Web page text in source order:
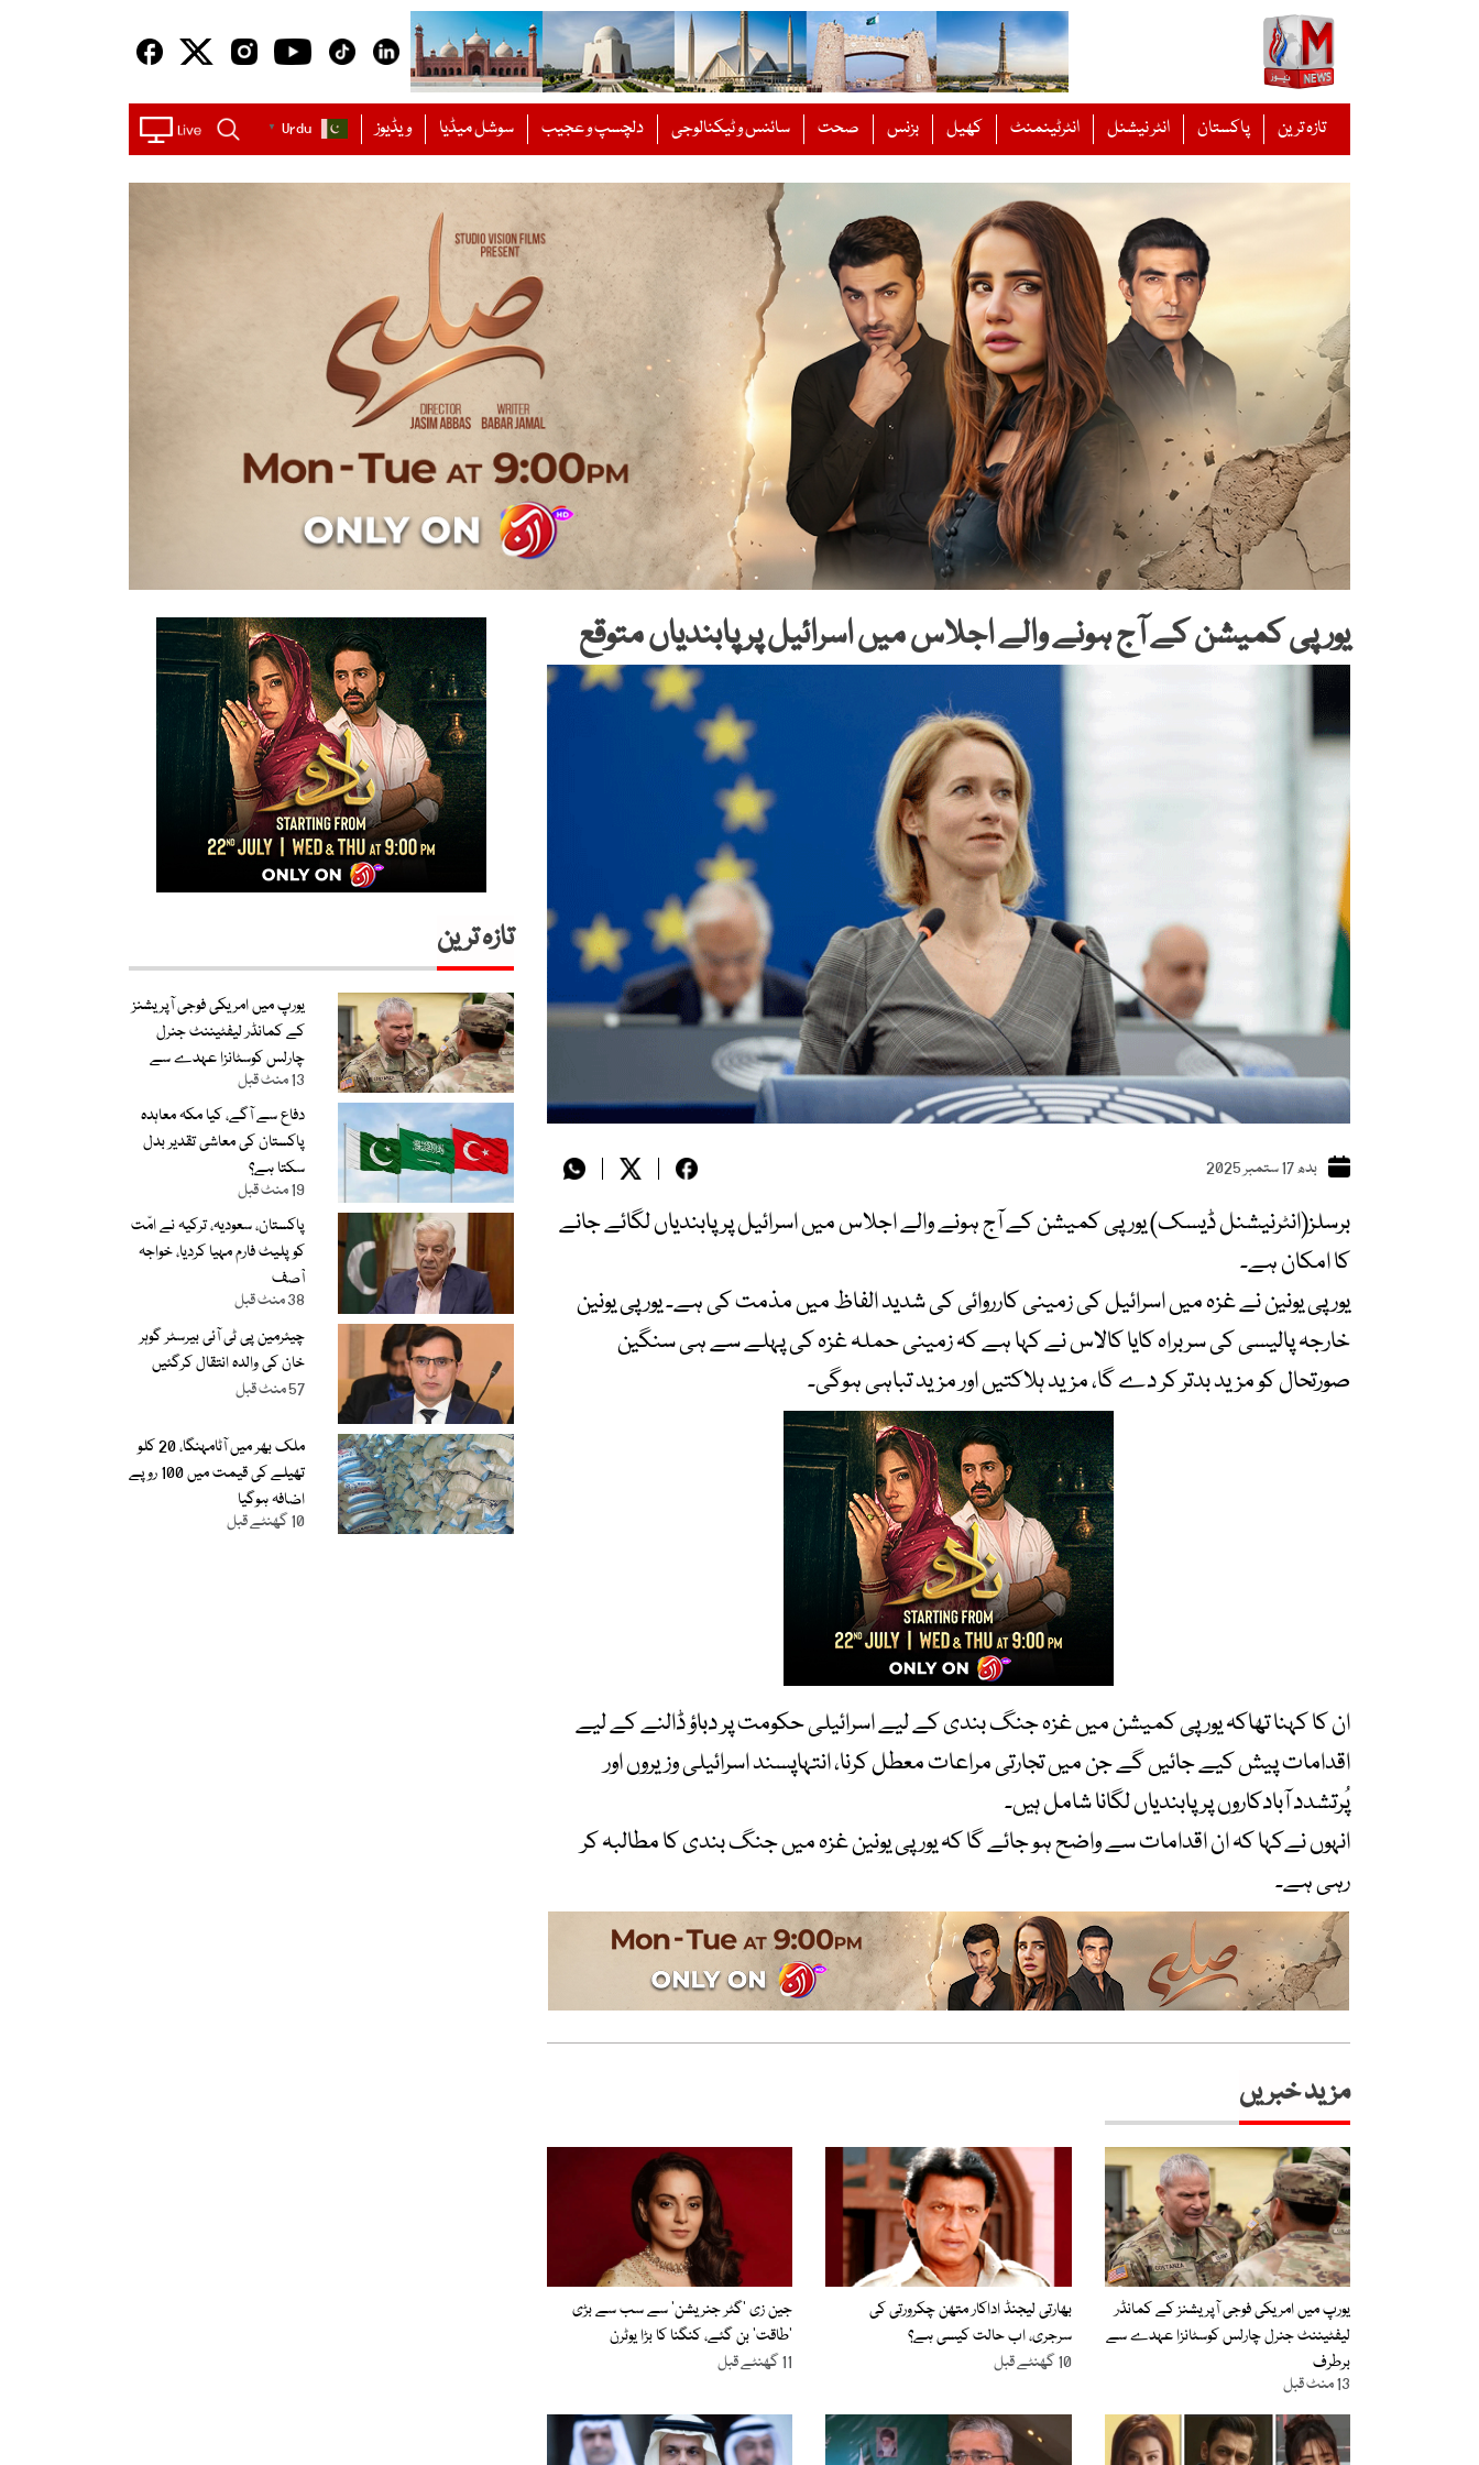
تازہ ترین پاکستان انٹر نیشنل انٹرٹینمنٹ کھیل بزنس صحت سائنس و ٹیکنالوجی دلچسپ و عجیب سوشل میڈیا ویڈیوز Urdu
▼
یورپی کمیشن کے آج ہونے والے اجلاس میں اسرائیل پر پابندیاں متوقع
بدھ 17 ستمبر 2025
برسلز(انٹرنیشنل ڈیسک) یورپی کمیشن کے آج ہونے والے اجلاس میں اسرائیل پر پابندیاں لگائے جانے
کا امکان ہے۔
یورپی یونین نے غزہ میں اسرائیل کی زمینی کارروائی کی شدید الفاظ میں مذمت کی ہے۔ یورپی یونین
خارجہ پالیسی کی سربراہ کایا کالاس نے کہا ہے کہ زمینی حملہ غزہ کی پہلے سے ہی سنگین
صورتحال کو مزید بدتر کر دے گا، مزید ہلاکتیں اور مزید تباہی ہوگی۔
ان کا کہنا تھاکہ یورپی کمیشن میں غزہ جنگ بندی کے لیے اسرائیلی حکومت پر دباؤ ڈالنے کے لیے
اقدامات پیش کیے جائیں گے جن میں تجارتی مراعات معطل کرنا، انتہاپسند اسرائیلی وزیروں اور
پُرتشدد آبادکاروں پر پابندیاں لگانا شامل ہیں۔
انہوں نےکہا کہ ان اقدامات سے واضح ہو جائے گا کہ یورپی یونین غزہ میں جنگ بندی کا مطالبہ کر
رہی ہے۔
مزید خبریں
یورپ میں امریکی فوجی آپریشنز کے کمانڈر
لیفٹیننٹ جنرل چارلس کوسٹانزا عہدے سے
برطرف
13 منٹ قبل
بھارتی لیجنڈ اداکار متھن چکرورتی کی
سرجری، اب حالت کیسی ہے؟
10 گھنٹے قبل
جین زی ’گٹر جنریشن‘ سے سب سے بڑی
’طاقت‘ بن گئے، کنگنا کا بڑا یوٹرن
11 گھنٹے قبل
تازہ ترین
یورپ میں امریکی فوجی آپریشنز
کے کمانڈر لیفٹیننٹ جنرل
چارلس کوسٹانزا عہدے سے
برطرف
13 منٹ قبل
دفاع سے آگے، کیا مکہ معاہدہ
پاکستان کی معاشی تقدیر بدل
سکتا ہے؟
19 منٹ قبل
پاکستان، سعودیہ، ترکیہ نے امّت
کو پلیٹ فارم مہیا کردیا، خواجہ
آصف
38 منٹ قبل
چیئرمین پی ٹی آئی بیرسٹر گوہر
خان کی والدہ انتقال کرگئیں
57 منٹ قبل
ملک بھر میں آٹامہنگا، 20 کلو
تھیلے کی قیمت میں 100 روپے
اضافہ ہوگیا
10 گھنٹے قبل